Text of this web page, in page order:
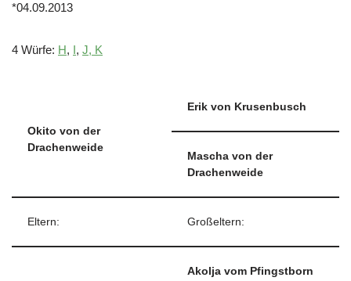
*04.09.2013
4 Würfe: H, I, J, K
Okito von der
Drachenweide
Erik von Krusenbusch
Mascha von der
Drachenweide
Eltern: Großeltern:
Akolja vom Pfingstborn